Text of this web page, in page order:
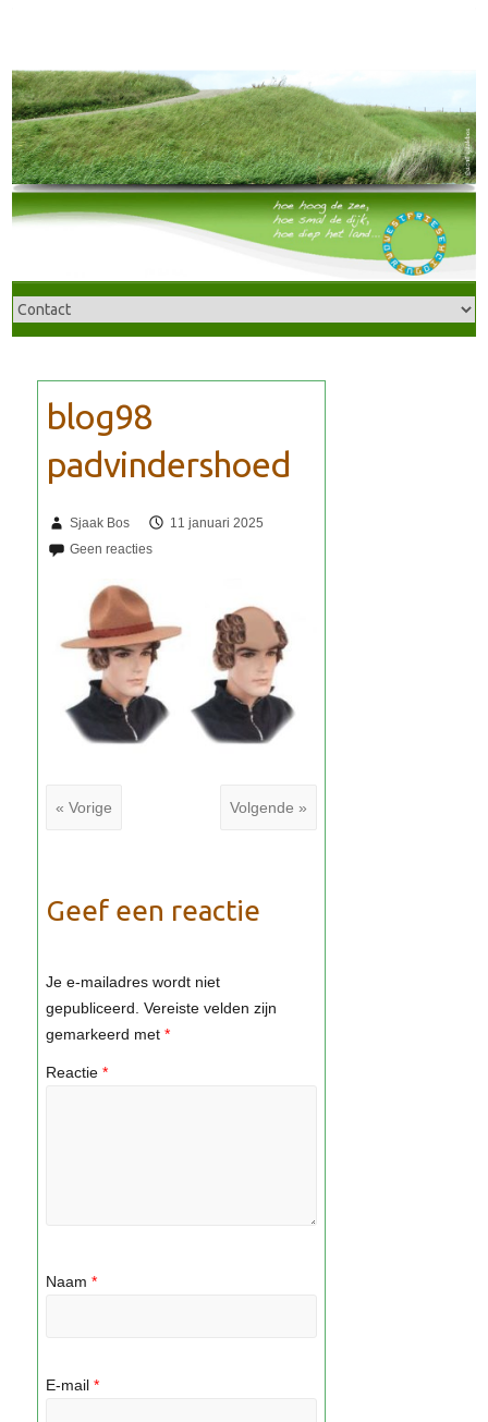
Sjaak Bos 11 januari 2025
« Vorige Volgende »
Geef een reactie
Je e-mailadres wordt niet
gepubliceerd. Vereiste velden zijn
gemarkeerd met *
Reactie *
Naam *
E-mail *